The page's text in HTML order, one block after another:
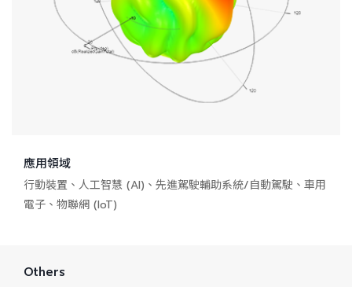
應用領域
行動裝置、人工智慧 (AI)、先進駕駛輔助系統/自動駕駛、車用
電子、物聯網 (IoT)
Others